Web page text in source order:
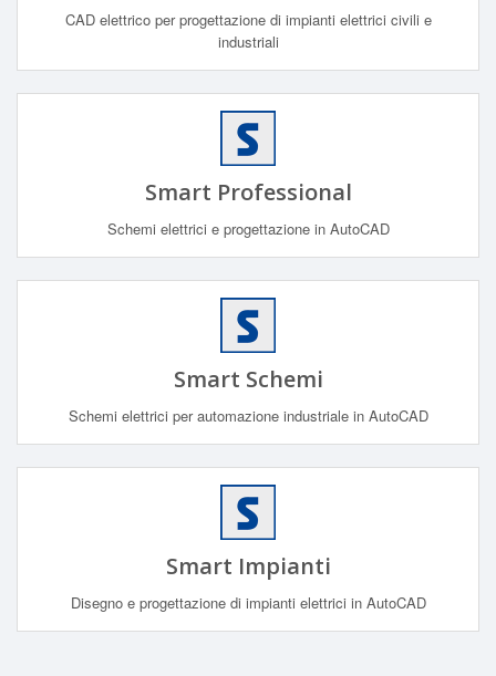
CAD elettrico per progettazione di impianti elettrici civili e
industriali
Smart Professional
Schemi elettrici e progettazione in AutoCAD
Smart Schemi
Schemi elettrici per automazione industriale in AutoCAD
Smart Impianti
Disegno e progettazione di impianti elettrici in AutoCAD